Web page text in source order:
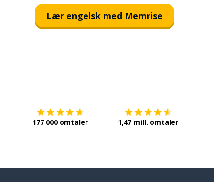
Lær engelsk med Memrise
177 000 omtaler 1,47 mill. omtaler